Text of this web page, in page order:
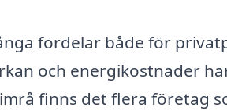
fördelar både för
och energikostnader
finns det flera företag